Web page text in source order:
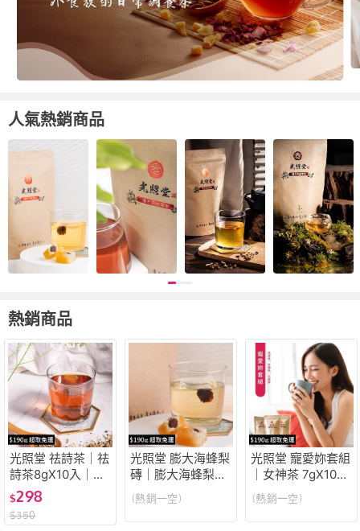
人氣熱銷商品
熱銷商品
光照堂 祛詩茶｜祛
詩茶8gX10入｜輕
濕代謝｜潮濕必備
｜漢方｜天然草本
｜光照堂｜百年中
$298
$350
光照堂 膨大海蜂梨
磚｜膨大海蜂梨磚
7顆、150g｜膨大
海｜蜂蜜｜保養喉
嚨｜漢方｜天然草
(熱銷一空)
光照堂 寵愛妳套組
｜女神茶 7gX10入
｜祛詩茶8gX10入
｜元氣茶8gX10入
｜ 漢方｜天然草本
(熱銷一空)